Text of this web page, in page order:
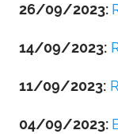
26/09/2023:
14/09/2023:
11/09/2023:
04/09/2023: